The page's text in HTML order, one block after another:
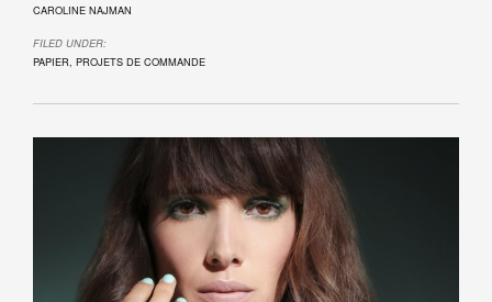
CAROLINE NAJMAN
FILED UNDER:
PAPIER PROJETS DE COMMANDE